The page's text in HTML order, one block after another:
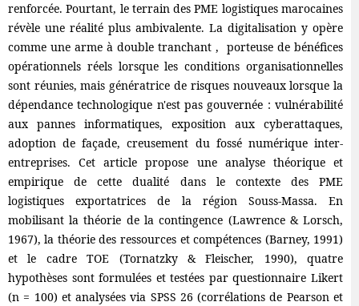
renforcée. Pourtant, le terrain des PME logistiques marocaines
révèle une réalité plus ambivalente. La digitalisation y opère
comme une arme à double tranchant , porteuse de bénéfices
opérationnels réels lorsque les conditions organisationnelles
sont réunies, mais génératrice de risques nouveaux lorsque la
dépendance technologique n'est pas gouvernée : vulnérabilité
aux pannes informatiques, exposition aux cyberattaques,
adoption de façade, creusement du fossé numérique inter-
entreprises. Cet article propose une analyse théorique et
empirique de cette dualité dans le contexte des PME
logistiques exportatrices de la région Souss-Massa. En
mobilisant la théorie de la contingence (Lawrence & Lorsch,
1967), la théorie des ressources et compétences (Barney, 1991)
et le cadre TOE (Tornatzky & Fleischer, 1990), quatre
hypothèses sont formulées et testées par questionnaire Likert
(n = 100) et analysées via SPSS 26 (corrélations de Pearson et